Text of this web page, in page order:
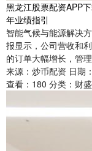
黑龙江股票配资APP
年业绩指引
智能气候与能源解决
报显示，公司营收和
的订单大幅增长，管
来源：炒币配资 日期
查看： 180 分类： 财